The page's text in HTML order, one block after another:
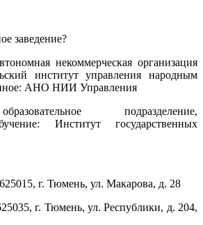
заведение?
некоммерческая организация
институт управления народным
АНО НИИ Управления
подразделение,
Институт государственных
г. Тюмень, ул. Макарова, д. 28
г. Тюмень, ул. Республики, д. 204,